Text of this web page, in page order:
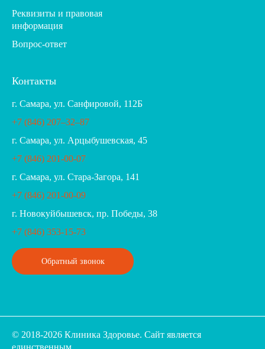
Реквизиты и правовая
информация
Вопрос-ответ
Контакты
г. Самара, ул. Санфировой, 112Б
+7 (846) 207‒32‒87
г. Самара, ул. Арцыбушевская, 45
+7 (846) 201-00-07
г. Самара, ул. Стара-Загора, 141
+7 (846) 201-00-09
г. Новокуйбышевск, пр. Победы, 38
+7 (846) 353-15-73
Обратный звонок
© 2018-2026 Клиника Здоровье. Cайт является